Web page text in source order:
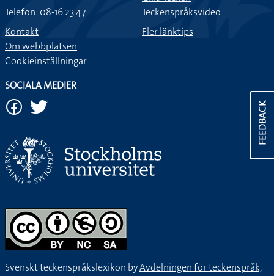
FEEDBACK
Telefon: 08-16 23 47
Kontakt
Om webbplatsen
Cookieinställningar
Teckenspråksvideo
Fler länktips
SOCIALA MEDIER
Svenskt teckenspråkslexikon byAvdelningen för teckenspråk,